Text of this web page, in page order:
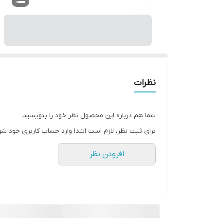
نظرات
شما هم درباره این محصول نظر خود را بنویسید.
برای ثبت نظر، لازم است ابتدا وارد حساب کاربری خود
افزودن نظر